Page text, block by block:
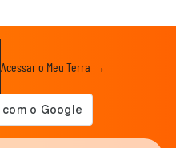
Acessar o Meu Terra →